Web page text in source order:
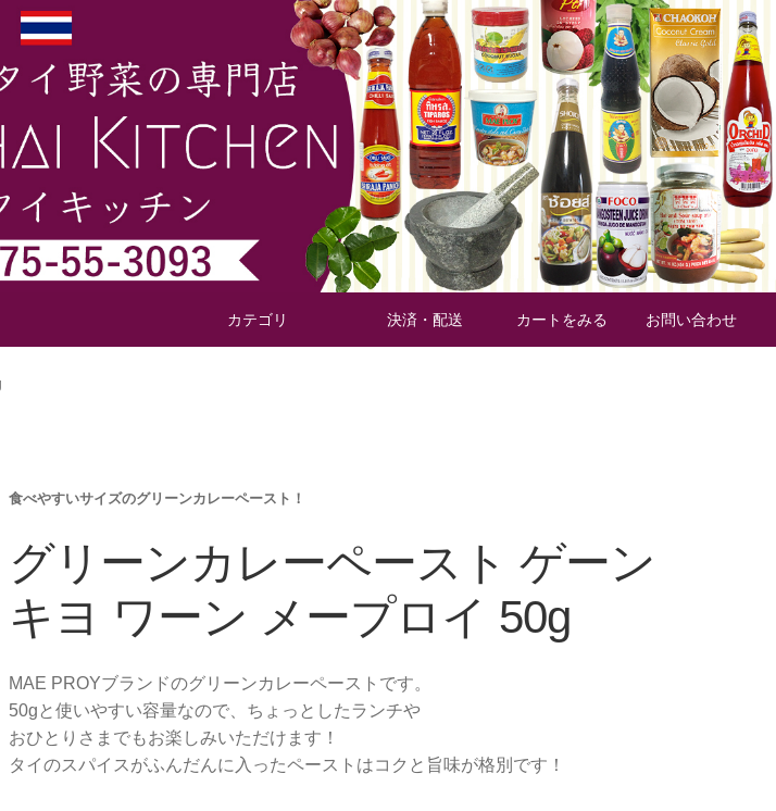
カテゴリ
イのペースト タイのパウダー タイ食材の缶詰 タイ加工食材 タイスパイス フルーツ缶詰
決済・配送 カートをみる お問い合わせ
食べやすいサイズのグリーンカレーペースト！
グリーンカレーペースト ゲーン
キヨ ワーン メープロイ 50g
MAE PROYブランドのグリーンカレーペーストです。
50gと使いやすい容量なので、ちょっとしたランチや
おひとりさまでもお楽しみいただけます！
タイのスパイスがふんだんに入ったペーストはコクと旨味が格別です！